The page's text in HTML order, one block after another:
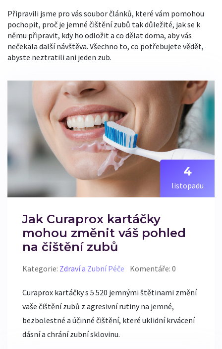
Připravili jsme pro vás soubor článků, které vám pomohou
pochopit, proč je jemné čištění zubů tak důležité, jak se k
němu připravit, kdy ho odložit a co dělat doma, aby vás
nečekala další návštěva. Všechno to, co potřebujete vědět,
abyste neztratili ani jeden zub.
4
listopadu
Jak Curaprox kartáčky
mohou změnit váš pohled
na čištění zubů
Kategorie: Zdraví a Zubní Péče Komentáře: 0
Curaprox kartáčky s 5 520 jemnými štětinami změní
vaše čištění zubů z agresivní rutiny na jemné,
bezbolestné a účinné čištění, které uklidní krvácení
dásní a chrání zubní sklovinu.